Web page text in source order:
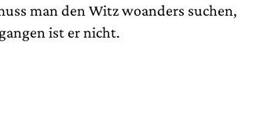
man den Witz woanders suchen,
ist er nicht.